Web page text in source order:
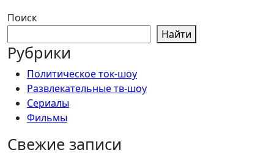
Поиск
Найти
Рубрики
Политическое ток-шоу
Развлекательные тв-шоу
Сериалы
Фильмы
Свежие записи